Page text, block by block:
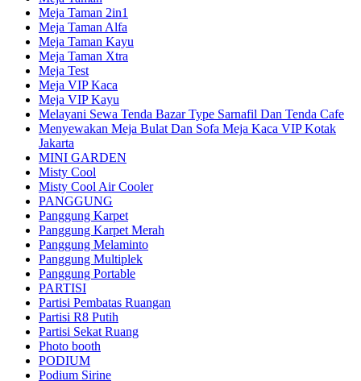
Meja Taman 2in1
Meja Taman Alfa
Meja Taman Kayu
Meja Taman Xtra
Meja Test
Meja VIP Kaca
Meja VIP Kayu
Melayani Sewa Tenda Bazar Type Sarnafil Dan Tenda Cafe
Menyewakan Meja Bulat Dan Sofa Meja Kaca VIP Kotak
Jakarta
MINI GARDEN
Misty Cool
Misty Cool Air Cooler
PANGGUNG
Panggung Karpet
Panggung Karpet Merah
Panggung Melaminto
Panggung Multiplek
Panggung Portable
PARTISI
Partisi Pembatas Ruangan
Partisi R8 Putih
Partisi Sekat Ruang
Photo booth
PODIUM
Podium Sirine